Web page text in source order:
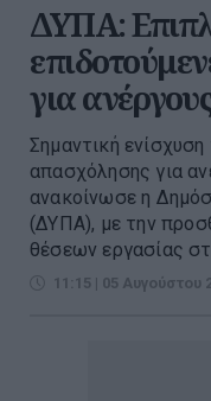
ΔΥΠΑ:
για
Σημαντική
απασχόλησης για
ανακοίνωσε η
(ΔΥΠΑ), με την
θέσεων εργασίας
11:15 | 05 Αυγούστου